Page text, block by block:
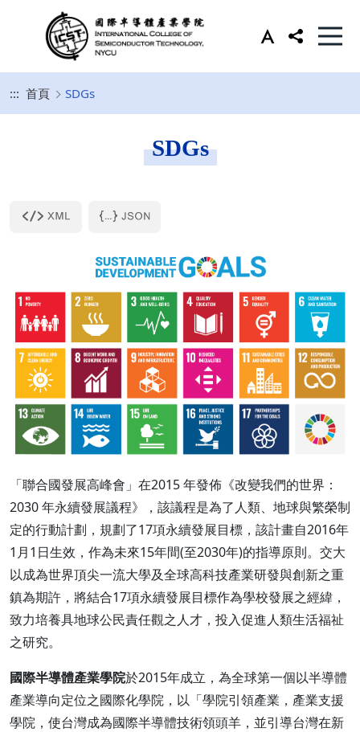
::: 首頁 SDGs
SDGs
「聯合國發展高峰會」在2015 年發佈《改變我們的世界：
2030 年永續發展議程》，該議程是為了人類、地球與繁榮制
定的行動計劃，規劃了17項永續發展目標，該計畫自2016年
1月1日生效，作為未來15年間(至2030年)的指導原則。交大
以成為世界頂尖一流大學及全球高科技產業研發與創新之重
鎮為期許，將結合17項永續發展目標作為學校發展之經緯，
致力培養具地球公民責任觀之人才，投入促進人類生活福祉
之研究。
國際半導體產業學院於2015年成立，為全球第一個以半導體
產業導向定位之國際化學院，以「學院引領產業，產業支援
學院，使台灣成為國際半導體技術領頭羊，並引導台灣在新